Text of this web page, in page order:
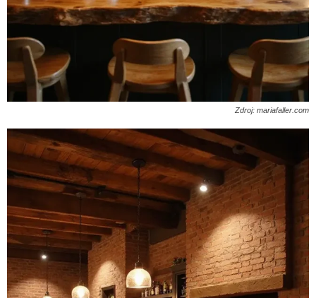
Zdroj: mariafaller.com